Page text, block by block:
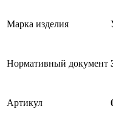
Марка изделия
Нормативный документ
Артикул